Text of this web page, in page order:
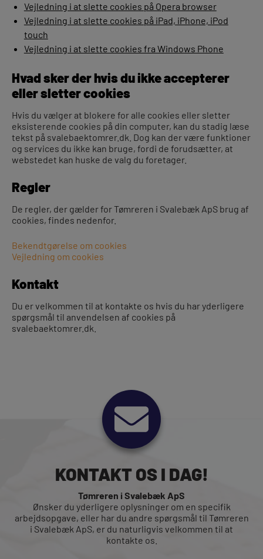
Vejledning i at slette cookies på Opera browser
Vejledning i at slette cookies på iPad, iPhone, iPod
touch
Vejledning i at slette cookies fra Windows Phone
Hvad sker der hvis du ikke accepterer
eller sletter cookies
Hvis du vælger at blokere for alle cookies eller sletter
eksisterende cookies på din computer, kan du stadig læse
tekst på svalebaektomrer.dk. Dog kan der være funktioner
og services du ikke kan bruge, fordi de forudsætter, at
webstedet kan huske de valg du foretager.
Regler
De regler, der gælder for Tømreren i Svalebæk ApS brug af
cookies, findes nedenfor.
Bekendtgørelse om cookies
Vejledning om cookies
Kontakt
Du er velkommen til at kontakte os hvis du har yderligere
spørgsmål til anvendelsen af cookies på
svalebaektomrer.dk.
KONTAKT OS I DAG!
Tømreren i Svalebæk ApS
Ønsker du yderligere oplysninger om en specifik
arbejdsopgave, eller har du andre spørgsmål til Tømreren
i Svalebæk ApS, er du naturligvis velkommen til at
kontakte os.​